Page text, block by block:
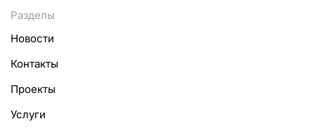
Разделы
Новости
Контакты
Проекты
Услуги